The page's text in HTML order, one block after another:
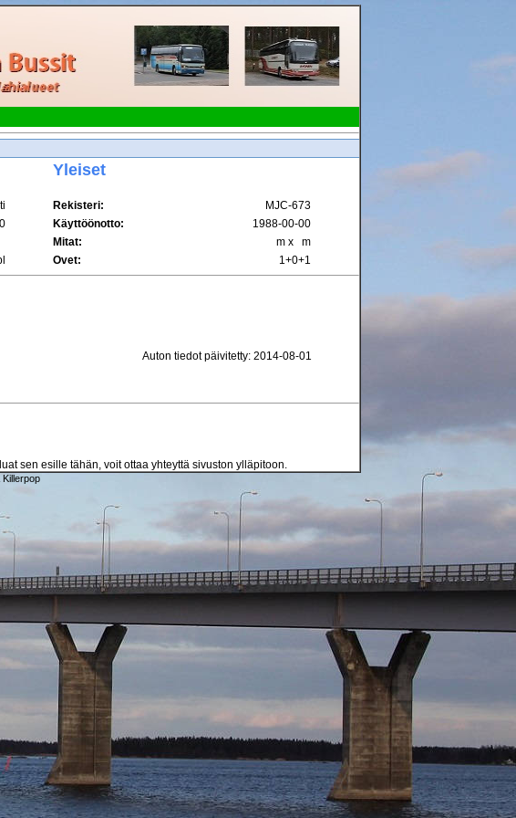
Yleiset
Rekisteri:
MJC-673
Käyttöönotto:
1988-00-00
Mitat:
m x m
Ovet: 1+0+1
Auton tiedot päivitetty: 2014-08-01
sen esille tähän, voit ottaa yhteyttä sivuston ylläpitoon.